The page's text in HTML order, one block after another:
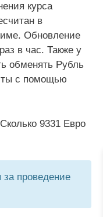
курса
в
Обновление
в час. Также у
обменять Рубль
с помощью
9331 Евро
проведение